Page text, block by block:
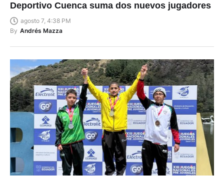
Deportivo Cuenca suma dos nuevos jugadores
agosto 7, 4:38 PM
By Andrés Mazza